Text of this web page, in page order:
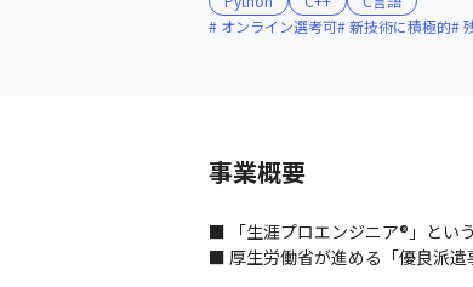
オンライン選考可 新技術に積極的
事業概要
■ 「生涯プロエンジニア®」とい
■ 厚生労働省が進める「優良派遣